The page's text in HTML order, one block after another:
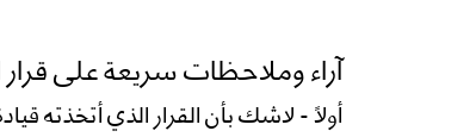
آراء وملاحظات سريعة على قرار
أولاً - لاشك بأن القرار الذي أتخذته